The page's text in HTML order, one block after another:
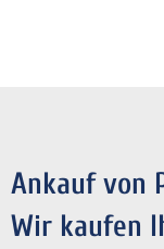
Ankauf von
Wir kaufen